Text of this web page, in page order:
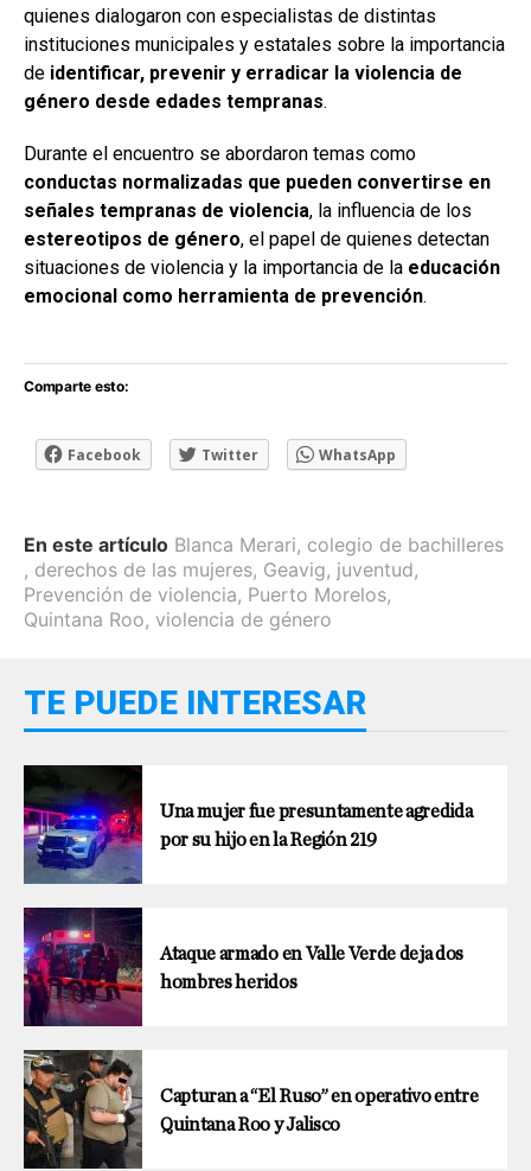
quienes dialogaron con especialistas de distintas
instituciones municipales y estatales sobre la importancia
de identificar, prevenir y erradicar la violencia de
género desde edades tempranas.
Durante el encuentro se abordaron temas como
conductas normalizadas que pueden convertirse en
señales tempranas de violencia, la influencia de los
estereotipos de género, el papel de quienes detectan
situaciones de violencia y la importancia de la educación
emocional como herramienta de prevención.
Comparte esto:
Facebook Twitter WhatsApp
En este artículo Blanca Merari, colegio de bachilleres
, derechos de las mujeres, Geavig, juventud,
Prevención de violencia, Puerto Morelos,
Quintana Roo, violencia de género
TE PUEDE INTERESAR
Una mujer fue presuntamente agredida
por su hijo en la Región 219
Ataque armado en Valle Verde deja dos
hombres heridos
Capturan a “El Ruso” en operativo entre
Quintana Roo y Jalisco